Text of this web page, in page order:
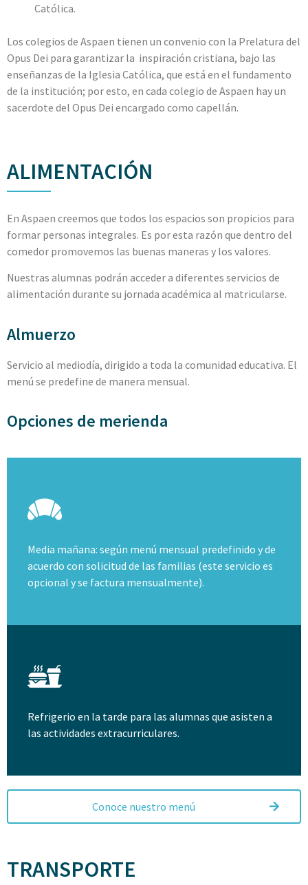
Católica.
Los colegios de Aspaen tienen un convenio con la Prelatura del
Opus Dei para garantizar la inspiración cristiana, bajo las
enseñanzas de la Iglesia Católica, que está en el fundamento
de la institución; por esto, en cada colegio de Aspaen hay un
sacerdote del Opus Dei encargado como capellán.
ALIMENTACIÓN
En Aspaen creemos que todos los espacios son propicios para
formar personas integrales. Es por esta razón que dentro del
comedor promovemos las buenas maneras y los valores.
Nuestras alumnas podrán acceder a diferentes servicios de
alimentación durante su jornada académica al matricularse.
Almuerzo
Servicio al mediodía, dirigido a toda la comunidad educativa. El
menú se predefine de manera mensual.
Opciones de merienda
Media mañana: según menú mensual predefinido y de
acuerdo con solicitud de las familias (este servicio es
opcional y se factura mensualmente).
Refrigerio en la tarde para las alumnas que asisten a
las actividades extracurriculares.
Conoce nuestro menú
TRANSPORTE